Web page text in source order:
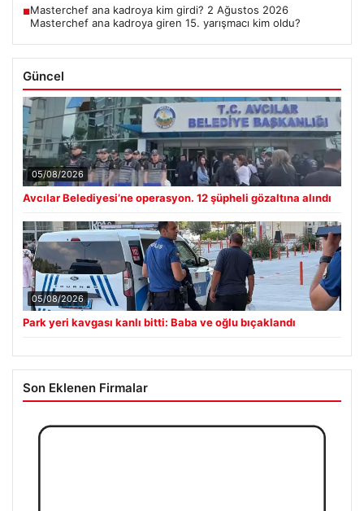
■Masterchef ana kadroya kim girdi? 2 Ağustos 2026
Masterchef ana kadroya giren 15. yarışmacı kim oldu?
Güncel
05/08/2026
Avcılar Belediyesi’ne operasyon. 12 şüpheli gözaltına alındı
05/08/2026
Park yeri kavgası kanlı bitti: Baba ve oğlu bıçaklandı
Son Eklenen Firmalar